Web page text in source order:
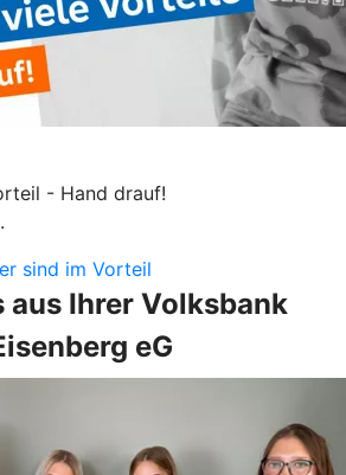
- Hand drauf!
sind im Vorteil
aus Ihrer Volksbank
eG